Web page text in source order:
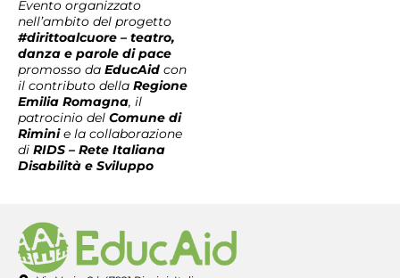
Evento organizzato
nell’ambito del progetto
#dirittoalcuore – teatro,
danza e parole di pace
promosso da EducAid con
il contributo della Regione
Emilia Romagna, il
patrocinio del Comune di
Riminie la collaborazione
di RIDS – Rete Italiana
Disabilità e Sviluppo